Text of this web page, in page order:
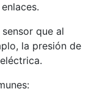
que al
la presión de